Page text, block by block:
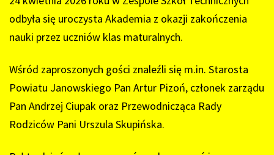
odbyła się uroczysta Akademia z okazji zakończenia
nauki przez uczniów klas maturalnych.
Wśród zaproszonych gości znaleźli się m.in. Starosta
Powiatu Janowskiego Pan Artur Pizoń, członek zarządu
Pan Andrzej Ciupak oraz Przewodnicząca Rady
Rodziców Pani Urszula Skupińska.